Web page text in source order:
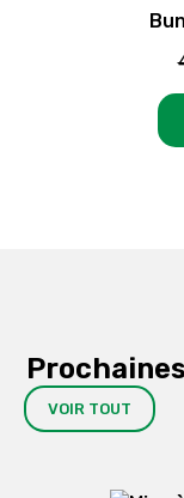
VOIR TOUT